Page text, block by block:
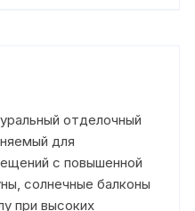
отделочный
для
с повышенной
солнечные балконы
при высоких